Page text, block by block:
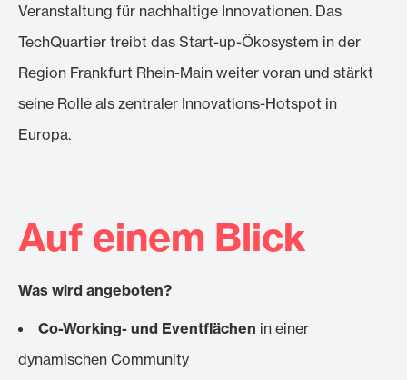
Veranstaltung für nachhaltige Innovationen. Das
TechQuartier treibt das Start-up-Ökosystem in der
Region Frankfurt Rhein-Main weiter voran und stärkt
seine Rolle als zentraler Innovations-Hotspot in
Europa.
Auf einem Blick
Was wird angeboten?
Co-Working- und Eventflächen in einer
dynamischen Community